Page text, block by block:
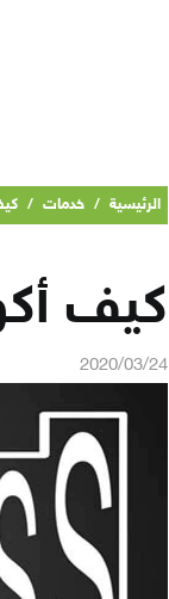
الرئيسية / خدمات /
كيف
2020/03/24